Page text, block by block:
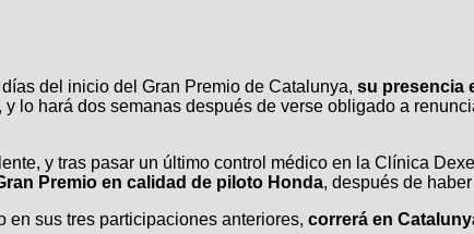
del inicio del Gran Premio de Catalunya, su presencia
lo hará dos semanas después de verse obligado a
y tras pasar un último control médico en la Clínica
Premio en calidad de piloto Honda, después de
en sus tres participaciones anteriores, correrá en